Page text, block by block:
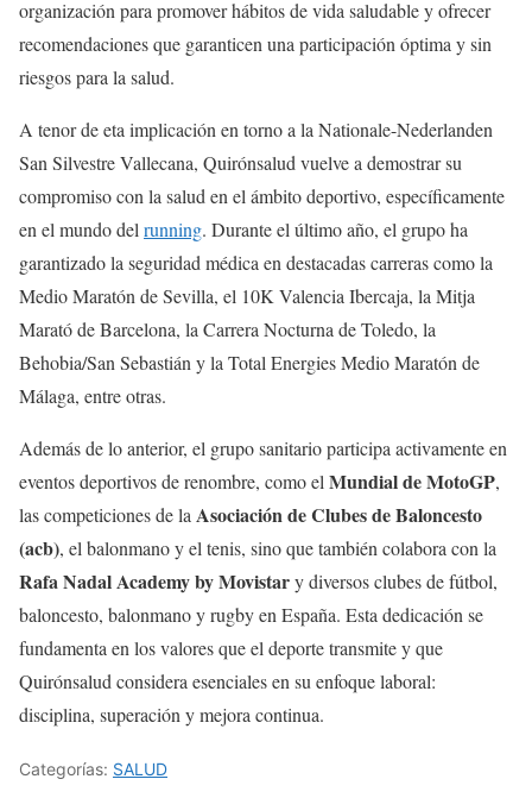
organización para promover hábitos de vida saludable y ofrecer
recomendaciones que garanticen una participación óptima y sin
riesgos para la salud.
A tenor de eta implicación en torno a la Nationale-Nederlanden
San Silvestre Vallecana, Quirónsalud vuelve a demostrar su
compromiso con la salud en el ámbito deportivo, específicamente
en el mundo delrunning. Durante el último año, el grupo ha
garantizado la seguridad médica en destacadas carreras como la
Medio Maratón de Sevilla, el 10K Valencia Ibercaja, la Mitja
Marató de Barcelona, la Carrera Nocturna de Toledo, la
Behobia/San Sebastián y la Total Energies Medio Maratón de
Málaga, entre otras.
Además de lo anterior, el grupo sanitario participa activamente en
eventos deportivos de renombre, como elMundial de MotoGP,
las competiciones de laAsociación de Clubes de Baloncesto
(acb), el balonmano y el tenis, sino que también colabora con la
Rafa Nadal Academy by Movistary diversos clubes de fútbol,
baloncesto, balonmano y rugby en España. Esta dedicación se
fundamenta en los valores que el deporte transmite y que
Quirónsalud considera esenciales en su enfoque laboral:
disciplina, superación y mejora continua.
Categorías: SALUD